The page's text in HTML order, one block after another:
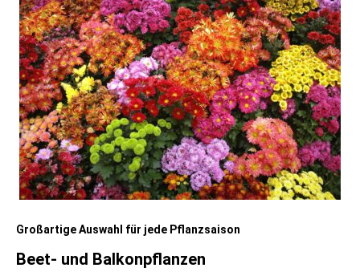
Großartige Auswahl für jede Pflanzsaison
Beet- und Balkonpflanzen